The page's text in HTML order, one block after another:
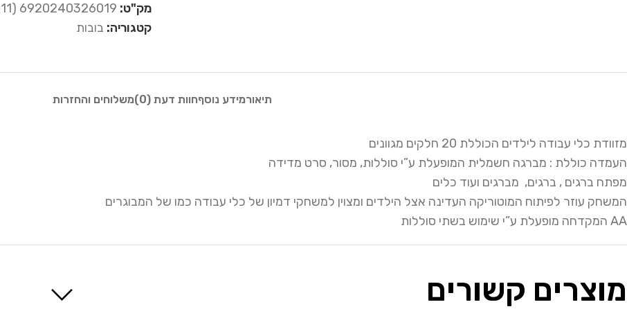
מק"ט: 6920240326019 (17-011)
קטגוריה: בובות
תיאורמידע נוסףחוות דעת (0) משלוחים והחזרות
מזוודת כלי עבודה לילדים הכוללת 20 חלקים מגוונים
העמדה כוללת : מברגה חשמלית המופעלת ע”י סוללות, מסור, סרט מדידה
מפתח ברגים , ברגים, מברגים ועוד כלים
המשחק עוזר לפיתוח המוטוריקה העדינה אצל הילדים ומצוין למשחקי דמיון של כלי עבודה כמו של המבוגרים
AA המקדחה מופעלת ע”י שימוש בשתי סוללות
מוצרים קשורים